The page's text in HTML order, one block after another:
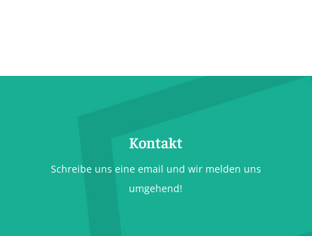
Kontakt
Schreibe uns eine email und wir melden uns
umgehend!